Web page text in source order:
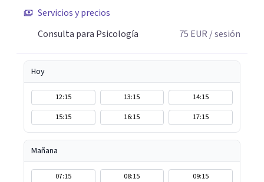
Servicios y precios
Consulta para Psicología
75 EUR / sesión
Hoy
12:15 13:15
14:15
15:15
16:15 17:15
Mañana
07:15 08:15
09:15